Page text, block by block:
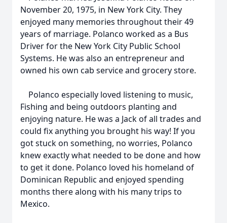
November 20, 1975, in New York City. They
enjoyed many memories throughout their 49
years of marriage. Polanco worked as a Bus
Driver for the New York City Public School
Systems. He was also an entrepreneur and
owned his own cab service and grocery store.
Polanco especially loved listening to music,
Fishing and being outdoors planting and
enjoying nature. He was a Jack of all trades and
could fix anything you brought his way! If you
got stuck on something, no worries, Polanco
knew exactly what needed to be done and how
to get it done. Polanco loved his homeland of
Dominican Republic and enjoyed spending
months there along with his many trips to
Mexico.